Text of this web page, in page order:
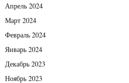
Апрель 2024
Март 2024
Февраль 2024
Январь 2024
Декабрь 2023
Ноябрь 2023